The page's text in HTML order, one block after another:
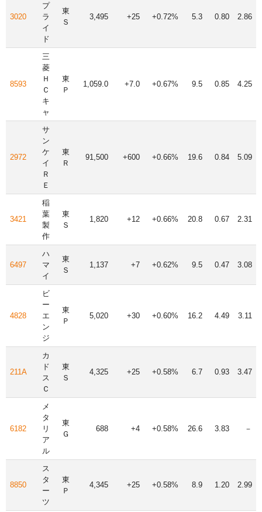
3020
プ
ラ
イ
ド
東
Ｓ
3,495 +25 +0.72% 5.3 0.80 2.86
8593
三
菱
Ｈ
Ｃ
キ
ャ
東
Ｐ
1,059.0 +7.0 +0.67% 9.5 0.85 4.25
2972
サ
ン
ケ
イ
Ｒ
Ｅ
東
Ｒ
91,500 +600 +0.66% 19.6 0.84 5.09
3421
稲
葉
製
作
東
Ｓ
1,820 +12 +0.66% 20.8 0.67 2.31
6497
ハ
マ
イ
東
Ｓ
1,137 +7 +0.62% 9.5 0.47 3.08
4828
ビ
ー
エ
ン
ジ
東
Ｐ
5,020 +30 +0.60% 16.2 4.49 3.11
211A
カ
ド
ス
Ｃ
東
Ｓ
4,325 +25 +0.58% 6.7 0.93 3.47
6182
メ
タ
リ
ア
ル
東
Ｇ
688 +4 +0.58% 26.6 3.83 －
8850
ス
タ
ー
ツ
東
Ｐ
4,345 +25 +0.58% 8.9 1.20 2.99